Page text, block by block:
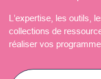
L’expertise, les outils,
collections de
réaliser vos